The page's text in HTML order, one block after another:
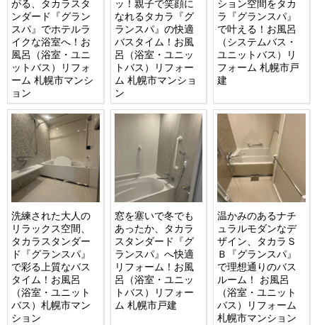
がる、タカラスタ
ンダード『グラン
スパ』でホテルラ
イクな浴室へ！お
風呂（浴室・ユニ
ットバス）リフォ
ーム 札幌市マンシ
ョン
ッ！親子で笑顔に
なれるタカラ『グ
ランスパ』の快適
バスタイム！お風
呂（浴室・ユニッ
トバス）リフォー
ム 札幌市マンショ
ン
ション空間をタカ
ラ『グランスパ』
で叶える！お風呂
（システムバス・
ユニットバス）リ
フォーム 札幌市戸
建
洗練された大人の
リラックス空間、
タカラスタンダー
ド『グランスパ』
で彩る上質なバス
タイム！お風呂
（浴室・ユニット
バス）札幌市マン
ション
窓を塞いで冬でも
あったか、タカラ
スタンダード『グ
ランスパ』へ快適
リフォーム！お風
呂（浴室・ユニッ
トバス）リフォー
ム 札幌市戸建
温かみのあるナチ
ュラルモダンなデ
ザイン、タカラＳ
Ｂ『グランスパ』
で理想通りのバス
ルーム！ お風呂
（浴室・ユニット
バス）リフォーム
札幌市マンション